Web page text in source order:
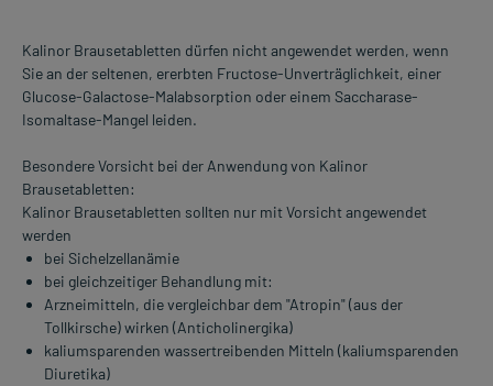
Kalinor Brausetabletten dürfen nicht angewendet werden, wenn
Sie an der seltenen, ererbten Fructose-Unverträglichkeit, einer
Glucose-Galactose-Malabsorption oder einem Saccharase-
Isomaltase-Mangel leiden.
Besondere Vorsicht bei der Anwendung von Kalinor
Brausetabletten:
Kalinor Brausetabletten sollten nur mit Vorsicht angewendet
werden
bei Sichelzellanämie
bei gleichzeitiger Behandlung mit:
Arzneimitteln, die vergleichbar dem "Atropin" (aus der
Tollkirsche) wirken (Anticholinergika)
kaliumsparenden wassertreibenden Mitteln (kaliumsparenden
Diuretika)